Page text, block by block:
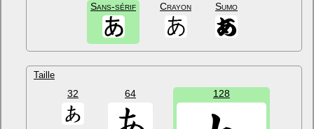
Sans-sérif Crayon Sumo
Taille
32 64 128